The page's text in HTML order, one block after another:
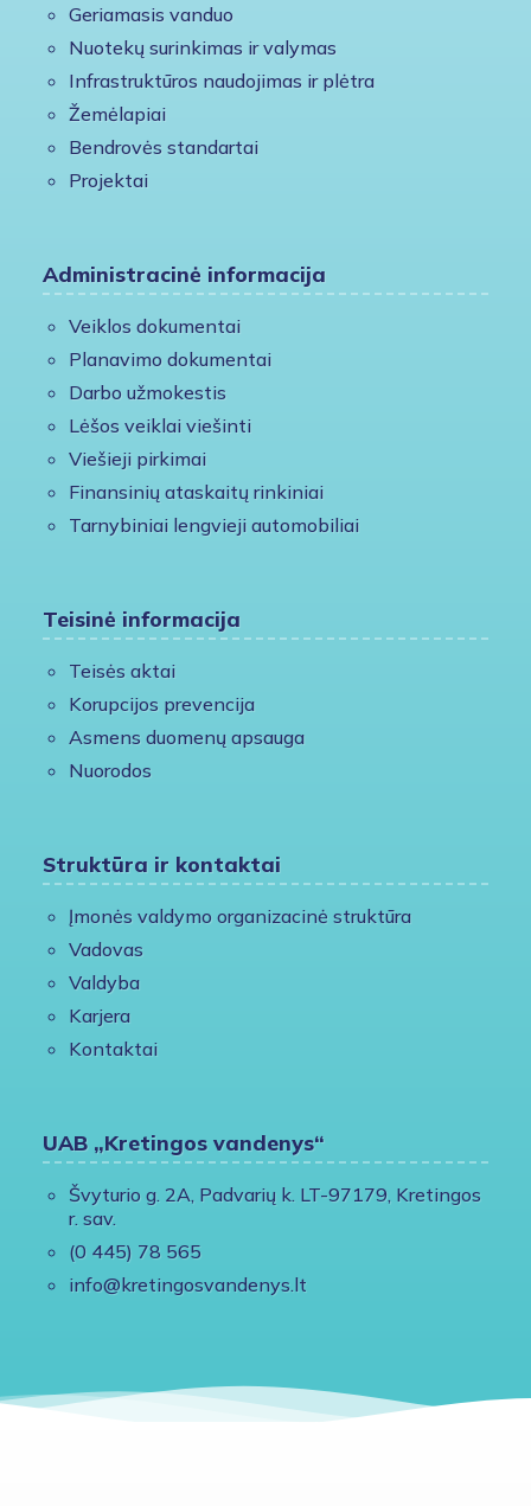
Geriamasis vanduo
Nuotekų surinkimas ir valymas
Infrastruktūros naudojimas ir plėtra
Žemėlapiai
Bendrovės standartai
Projektai
Administracinė informacija
Veiklos dokumentai
Planavimo dokumentai
Darbo užmokestis
Lėšos veiklai viešinti
Viešieji pirkimai
Finansinių ataskaitų rinkiniai
Tarnybiniai lengvieji automobiliai
Teisinė informacija
Teisės aktai
Korupcijos prevencija
Asmens duomenų apsauga
Nuorodos
Struktūra ir kontaktai
Įmonės valdymo organizacinė struktūra
Vadovas
Valdyba
Karjera
Kontaktai
UAB „Kretingos vandenys“
Švyturio g. 2A, Padvarių k. LT-97179, Kretingos
r. sav.
(0 445) 78 565
info@kretingosvandenys.lt